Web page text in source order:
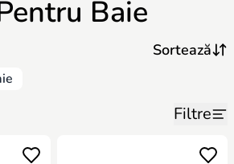
Baie
Filtre